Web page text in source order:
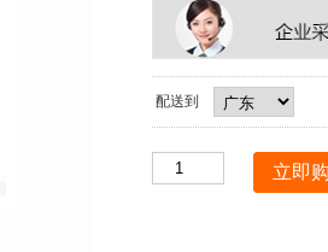
配送到